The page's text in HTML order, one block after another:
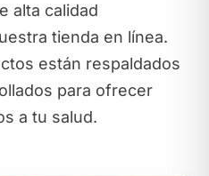
alta calidad
tienda en línea.
están respaldados
para ofrecer
a tu salud.